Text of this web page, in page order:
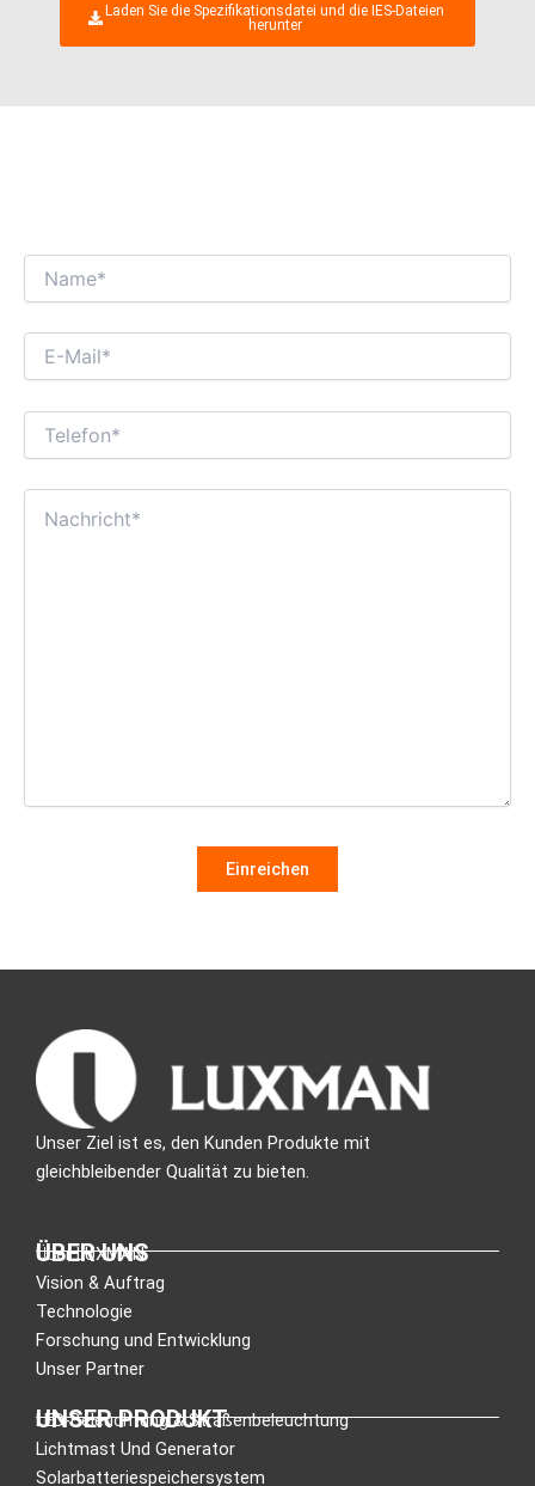
Laden Sie die Spezifikationsdatei und die IES-Dateien
herunter
Unser Ziel ist es, den Kunden Produkte mit
gleichbleibender Qualität zu bieten.
ÜBER UNS
Über LUXMAN
Vision & Auftrag
Technologie
Forschung und Entwicklung
Unser Partner
UNSER PRODUKT
LED-Beleuchtung & Straßenbeleuchtung
Lichtmast Und Generator
Solarbatteriespeichersystem